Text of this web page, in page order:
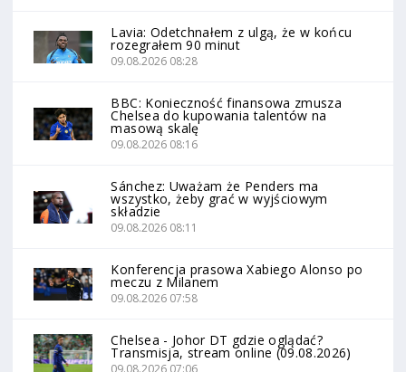
Lavia: Odetchnałem z ulgą, że w końcu
rozegrałem 90 minut
09.08.2026 08:28
BBC: Konieczność finansowa zmusza
Chelsea do kupowania talentów na
masową skalę
09.08.2026 08:16
Sánchez: Uważam że Penders ma
wszystko, żeby grać w wyjściowym
składzie
09.08.2026 08:11
Konferencja prasowa Xabiego Alonso po
meczu z Milanem
09.08.2026 07:58
Chelsea - Johor DT gdzie oglądać?
Transmisja, stream online (09.08.2026)